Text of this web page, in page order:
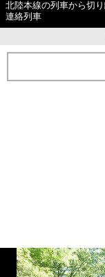
北陸本線の列車から切
連絡列車